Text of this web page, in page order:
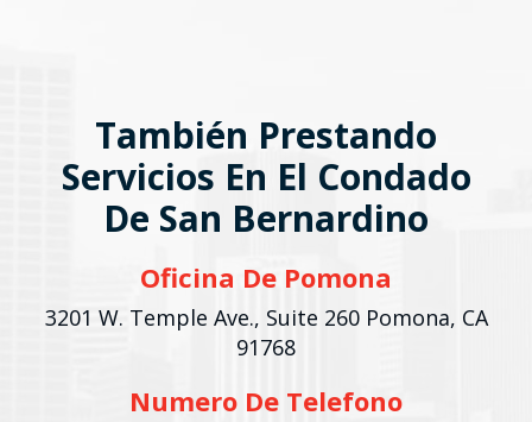
También Prestando
Servicios En El Condado
De San Bernardino
Oficina De Pomona
3201 W. Temple Ave., Suite 260 Pomona, CA
91768
Numero De Telefono